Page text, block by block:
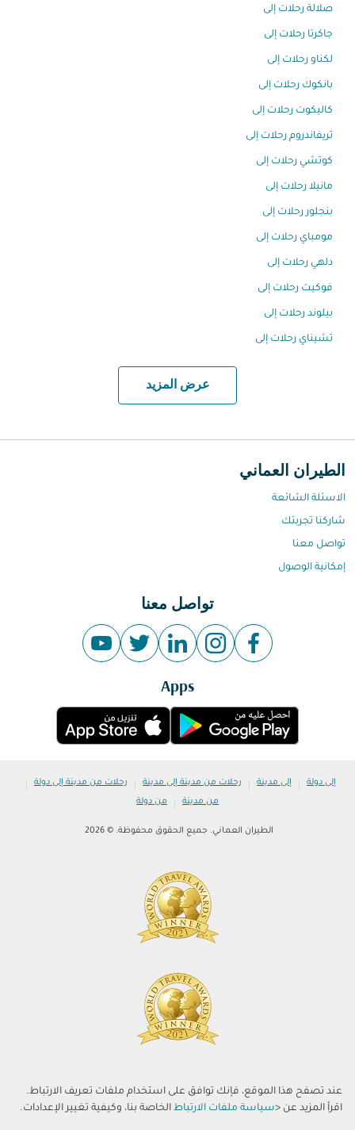
عند تصفح هذا الموقع، فإنك توافق على استخدام ملفات تعريف الارتباط.
اقرأ المزيد عن <سياسة ملفات الارتباط الخاصة بنا، وكيفية تغيير الإعدادات.
صلالة رحلات إلى
جاكرتا رحلات إلى
لكناو رحلات إلى
بانكوك رحلات إلى
كاليكوت رحلات إلى
تريفاندروم رحلات إلى
كوتشي رحلات إلى
مانيلا رحلات إلى
بنجلور رحلات إلى
مومباي رحلات إلى
دلهي رحلات إلى
فوكيت رحلات إلى
بيلوند رحلات إلى
تشيناي رحلات إلى
عرض المزيد
الطيران العماني
الاسئلة الشائعة
شاركنا تجربتك
تواصل معنا
إمكانية الوصول
تواصل معنا
Apps
إلى دولة | إلى مدينة | رحلات من مدينة إلى مدينة | رحلات من مدينة إلى دولة |
من مدينة | من دولة
الطيران العماني. جميع الحقوق محفوظة. © 2026